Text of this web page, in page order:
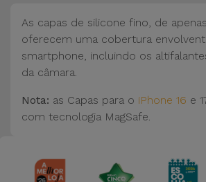
Acessórios
iPad e
Tablet
Kids
As capas de silicone fino, de
oferecem uma cobertura
smartphone, incluindo os
da câmara.
Nota: as Capas para o iPhone 16 e
com tecnologia MagSafe.